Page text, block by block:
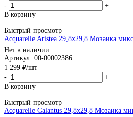
-
+
В корзину
Быстрый просмотр
Acquarelle Aristea 29,8x29,8 Мозаика микс
Нет в наличии
Артикул: 00-00002386
1 299 ₽/шт
-
+
В корзину
Быстрый просмотр
Acquarelle Galantus 29,8x29,8 Мозаика